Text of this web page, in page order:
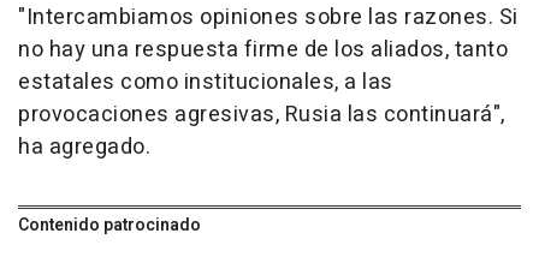
"Intercambiamos opiniones sobre las razones. Si
no hay una respuesta firme de los aliados, tanto
estatales como institucionales, a las
provocaciones agresivas, Rusia las continuará",
ha agregado.
Contenido patrocinado